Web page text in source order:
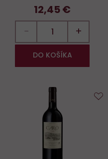
12,45 €
− +
DO KOŠÍKA